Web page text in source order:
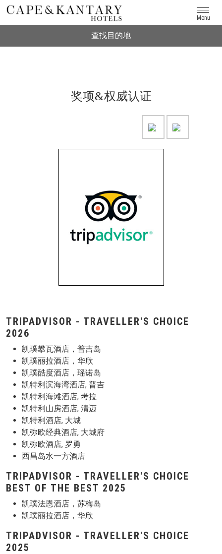
Menu
查找目的地
奖项&权威认证
TRIPADVISOR - TRAVELLER'S CHOICE
2026
凯璞攀瓦酒店，普吉岛
凯璞丽拉酒店，华欣
凯璞酷度酒店，瑶诺岛
凯特利滨海湾酒店, 普吉
凯特利海滩酒店, 考拉
凯特利山房酒店, 清迈
凯特利酒店, 大城
凯弥欧经典酒店, 大城府
凯弥欧酒店, 罗勇
西昌岛水一方酒店
TRIPADVISOR - TRAVELLER'S CHOICE
BEST OF THE BEST 2025
凯璞法恩酒店，苏梅岛
凯璞丽拉酒店，华欣
TRIPADVISOR - TRAVELLER'S CHOICE
2025